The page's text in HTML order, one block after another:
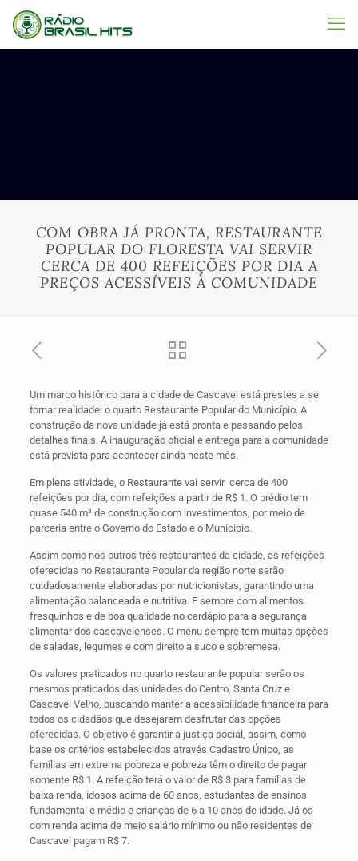
COM OBRA JÁ PRONTA, RESTAURANTE
POPULAR DO FLORESTA VAI SERVIR
CERCA DE 400 REFEIÇÕES POR DIA A
PREÇOS ACESSÍVEIS À COMUNIDADE
Um marco histórico para a cidade de Cascavel está prestes a se
tornar realidade: o quarto Restaurante Popular do Município. A
construção da nova unidade já está pronta e passando pelos
detalhes finais. A inauguração oficial e entrega para a comunidade
está prevista para acontecer ainda neste mês.
Em plena atividade, o Restaurante vai servir cerca de 400
refeições por dia, com refeições a partir de R$ 1. O prédio tem
quase 540 m² de construção com investimentos, por meio de
parceria entre o Governo do Estado e o Município.
Assim como nos outros três restaurantes da cidade, as refeições
oferecidas no Restaurante Popular da região norte serão
cuidadosamente elaboradas por nutricionistas, garantindo uma
alimentação balanceada e nutritiva. E sempre com alimentos
fresquinhos e de boa qualidade no cardápio para a segurança
alimentar dos cascavelenses. O menu sempre tem muitas opções
de saladas, legumes e com direito a suco e sobremesa.
Os valores praticados no quarto restaurante popular serão os
mesmos praticados das unidades do Centro, Santa Cruz e
Cascavel Velho, buscando manter a acessibilidade financeira para
todos os cidadãos que desejarem desfrutar das opções
oferecidas. O objetivo é garantir a justiça social, assim, como
base os critérios estabelecidos através Cadastro Único, as
famílias em extrema pobreza e pobreza têm o direito de pagar
somente R$ 1. A refeição terá o valor de R$ 3 para famílias de
baixa renda, idosos acima de 60 anos, estudantes de ensinos
fundamental e médio e crianças de 6 a 10 anos de idade. Já os
com renda acima de meio salário mínimo ou não residentes de
Cascavel pagam R$ 7.